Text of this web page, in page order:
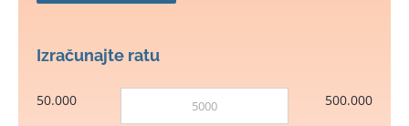
Izračunajte ratu
50.000 500.000